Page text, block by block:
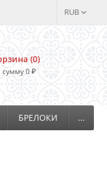
RUB
(0)
сумму0 ₽
БРЕЛОКИ ...